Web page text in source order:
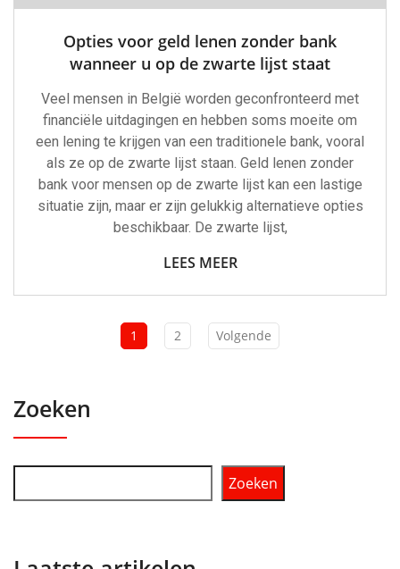
Opties voor geld lenen zonder bank
wanneer u op de zwarte lijst staat
Veel mensen in België worden geconfronteerd met
financiële uitdagingen en hebben soms moeite om
een lening te krijgen van een traditionele bank, vooral
als ze op de zwarte lijst staan. Geld lenen zonder
bank voor mensen op de zwarte lijst kan een lastige
situatie zijn, maar er zijn gelukkig alternatieve opties
beschikbaar. De zwarte lijst,
LEES MEER
1 2 Volgende
Zoeken
Zoeken